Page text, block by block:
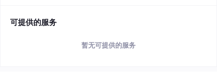
可提供的服务
暂无可提供的服务